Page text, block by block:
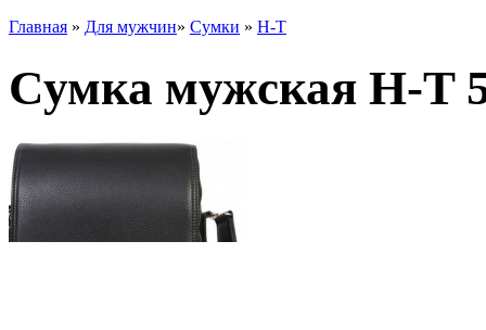
Главная » Для мужчин» Сумки » H-T
Сумка мужская H-T